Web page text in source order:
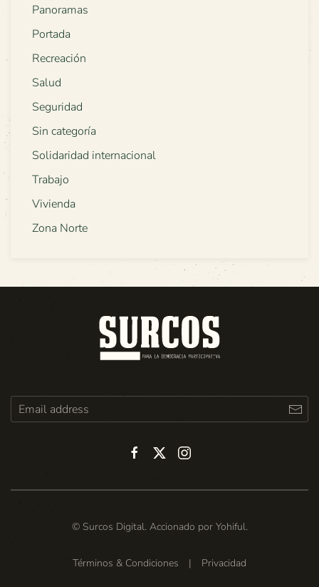
Panoramas
Portada
Recreación
Salud
Seguridad
Sin categoría
Solidaridad internacional
Trabajo
Vivienda
Zona Norte
© Surcos Digital. Accionado por Yohiful.
Términos & Condiciones | Privacidad